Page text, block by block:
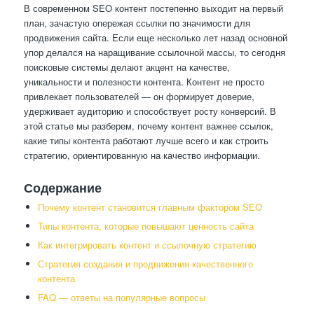
В современном SEO контент постепенно выходит на первый
план, зачастую опережая ссылки по значимости для
продвижения сайта. Если еще несколько лет назад основной
упор делался на наращивание ссылочной массы, то сегодня
поисковые системы делают акцент на качестве,
уникальности и полезности контента. Контент не просто
привлекает пользователей — он формирует доверие,
удерживает аудиторию и способствует росту конверсий. В
этой статье мы разберем, почему контент важнее ссылок,
какие типы контента работают лучше всего и как строить
стратегию, ориентированную на качество информации.
Содержание
Почему контент становится главным фактором SEO
Типы контента, которые повышают ценность сайта
Как интегрировать контент и ссылочную стратегию
Стратегия создания и продвижения качественного
контента
FAQ — ответы на популярные вопросы